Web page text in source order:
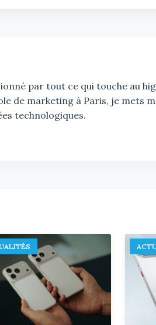
par tout ce qui touche au
de marketing à Paris, je mets
technologiques.